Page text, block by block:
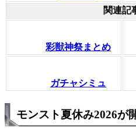
関連記
彩獣神祭まとめ
ガチャシミュ
モンスト夏休み2026が